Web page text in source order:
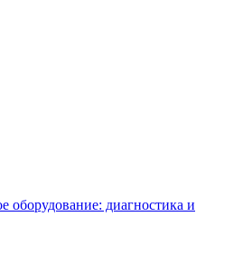
оборудование: диагностика и